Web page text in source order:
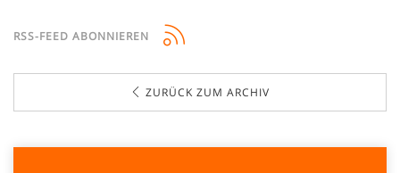
RSS-FEED ABONNIEREN
ZURÜCK ZUM ARCHIV